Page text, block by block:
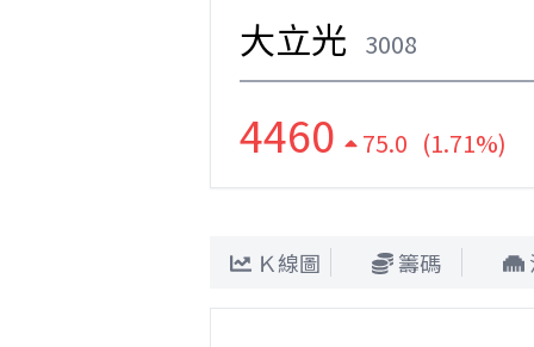
大立光 3008
4460 75.0 (1.71%)
Ｋ線圖 籌碼